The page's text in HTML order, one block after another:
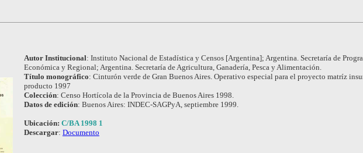
Autor Institucional: Instituto Nacional de Estadística y Censos [Argentina]; Argentina. Secretaría de
Económica y Regional; Argentina. Secretaría de Agricultura, Ganadería, Pesca y Alimentación.
Título monográfico: Cinturón verde de Gran Buenos Aires. Operativo especial para el proyecto matríz
producto 1997
Colección: Censo Hortícola de la Provincia de Buenos Aires 1998.
Datos de edición: Buenos Aires: INDEC-SAGPyA, septiembre 1999.
Ubicación: C/BA 1998 1
Descargar: Documento